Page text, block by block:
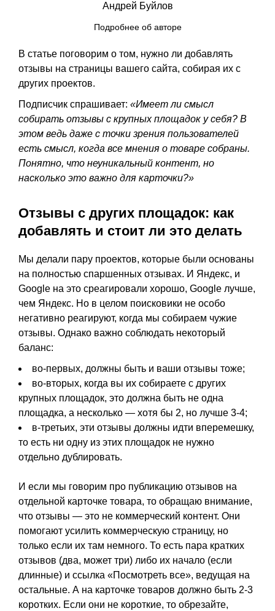
Андрей Буйлов
Подробнее об авторе
В статье поговорим о том, нужно ли добавлять
отзывы на страницы вашего сайта, собирая их с
других проектов.
Подписчик спрашивает: «Имеет ли смысл
собирать отзывы с крупных площадок у себя? В
этом ведь даже с точки зрения пользователей
есть смысл, когда все мнения о товаре собраны.
Понятно, что неуникальный контент, но
насколько это важно для карточки?»
Отзывы с других площадок: как
добавлять и стоит ли это делать
Мы делали пару проектов, которые были основаны
на полностью спаршенных отзывах. И Яндекс, и
Google на это среагировали хорошо, Google лучше,
чем Яндекс. Но в целом поисковики не особо
негативно реагируют, когда мы собираем чужие
отзывы. Однако важно соблюдать некоторый
баланс:
во-первых, должны быть и ваши отзывы тоже;
во-вторых, когда вы их собираете с других
крупных площадок, это должна быть не одна
площадка, а несколько — хотя бы 2, но лучше 3-4;
в-третьих, эти отзывы должны идти вперемешку,
то есть ни одну из этих площадок не нужно
отдельно дублировать.
И если мы говорим про публикацию отзывов на
отдельной карточке товара, то обращаю внимание,
что отзывы — это не коммерческий контент. Они
помогают усилить коммерческую страницу, но
только если их там немного. То есть пара кратких
отзывов (два, может три) либо их начало (если
длинные) и ссылка «Посмотреть все», ведущая на
остальные. А на карточке товаров должно быть 2-3
коротких. Если они не короткие, то обрезайте,